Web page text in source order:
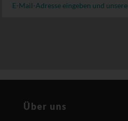
Über uns